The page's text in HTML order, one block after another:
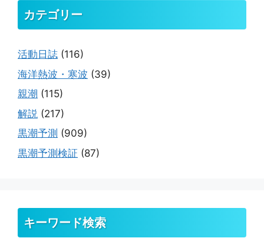
カテゴリー
活動日誌 (116)
海洋熱波・寒波 (39)
親潮 (115)
解説 (217)
黒潮予測 (909)
黒潮予測検証 (87)
キーワード検索